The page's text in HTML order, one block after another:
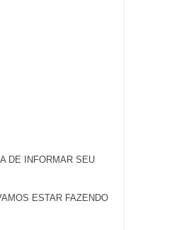
DE INFORMAR SEU
ESTAR FAZENDO